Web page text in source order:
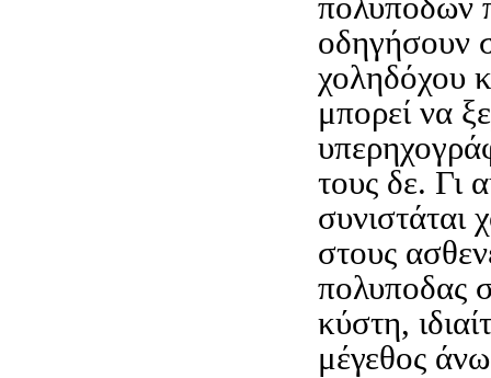
οδηγήσουν
χοληδόχου
μπορεί να
τους δε. Γι
συνιστάται
στους
πολυποδας
κύστη,
μέγεθος